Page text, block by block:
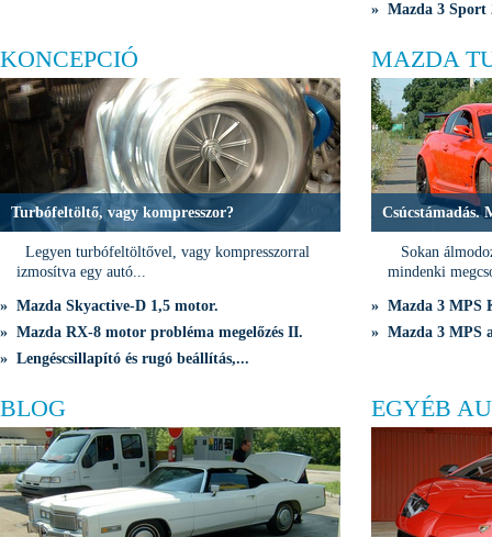
» Mazda 3 Sport
KONCEPCIÓ
Turbófeltöltő, vagy kompresszor?
Legyen turbófeltöltővel, vagy kompresszorral
izmosítva egy autó...
» Mazda Skyactive-D 1,5 motor.
» Mazda RX-8 motor probléma megelőzés II.
» Lengéscsillapító és rugó beállítás,...
MAZDA
Csúcstámadás.
Sokan
mindenki
» Mazda 3 MPS
» Mazda 3 MPS
BLOG EGYÉB